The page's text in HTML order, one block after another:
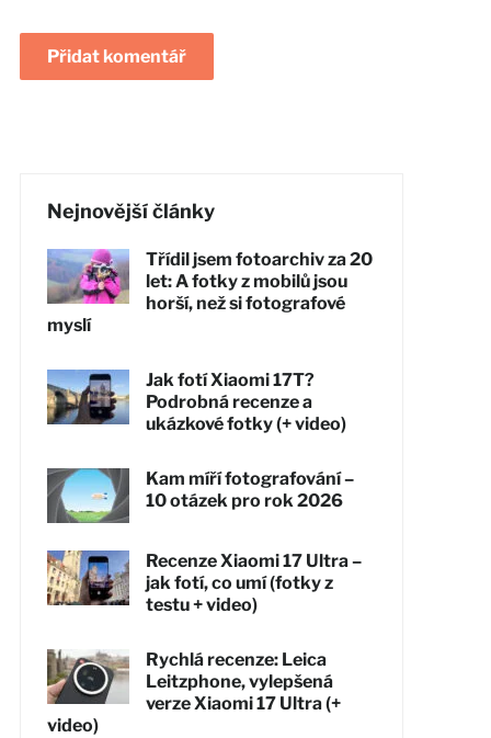
Nejnovější články
Třídil jsem fotoarchiv za 20
let: A fotky z mobilů jsou
horší, než si fotografové
myslí
Jak fotí Xiaomi 17T?
Podrobná recenze a
ukázkové fotky (+ video)
Kam míří fotografování –
10 otázek pro rok 2026
Recenze Xiaomi 17 Ultra –
jak fotí, co umí (fotky z
testu + video)
Rychlá recenze: Leica
Leitzphone, vylepšená
verze Xiaomi 17 Ultra (+
video)